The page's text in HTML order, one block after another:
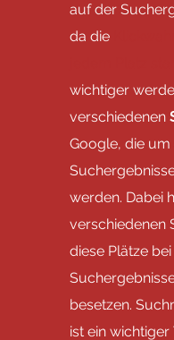
auf der
da die
wichtiger
verschiedenen
Google, die
werden. Dabei
verschiedenen
diese Plätze
besetzen.
ist ein wichtiger